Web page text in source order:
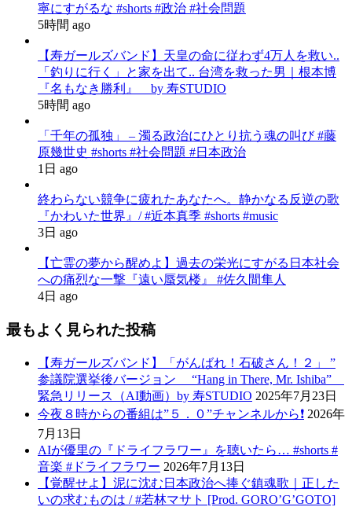
寧にすがるな #shorts #政治 #社会問題
5時間 ago
【寿ガールズバンド】天皇の命に従わず4万人を救い..
「釣りに行く」と家を出て.. 台湾を救った男｜根本博
『名もなき勝利』 by 寿STUDIO
5時間 ago
「千年の孤独」 – 濁る政治にひとり抗う魂の叫び #藤
原幾世史 #shorts #社会問題 #日本政治
1日 ago
終わらない競争に疲れたあなたへ。静かなる反逆の歌
『かわいた世界』/ #近本真季 #shorts #music
3日 ago
【亡霊の夢から醒めよ】過去の栄光にすがる日本社会
への痛烈な一撃『遠い蜃気楼』 #佐久間隼人
4日 ago
最もよく見られた投稿
【寿ガールズバンド】「がんばれ！石破さん！２」 ”
参議院選挙後バージョン “Hang in There, Mr. Ishiba”
緊急リリース（AI動画）by 寿STUDIO 2025年7月23日
今夜８時からの番組は”５．０”チャンネルから❗️ 2026年
7月13日
AIが優里の『ドライフラワー』を聴いたら… #shorts #
音楽 #ドライフラワー 2026年7月13日
【覚醒せよ】泥に沈む日本政治へ捧ぐ鎮魂歌｜正した
いの求むものは / #若林マサト [Prod. GORO’G’GOTO]